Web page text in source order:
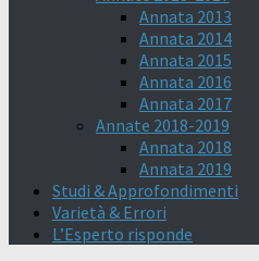
Annata 2013
Annata 2014
Annata 2015
Annata 2016
Annata 2017
Annate 2018-2019
Annata 2018
Annata 2019
Studi & Approfondimenti
Varietà & Errori
L’Esperto risponde